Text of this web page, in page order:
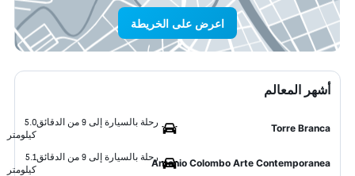
اعرض على الخريطة
أشهر المعالم
Torre Branca
رحلة بالسيارة إلى 9 من الدقائق
5.0
كيلومتر
Antonio Colombo Arte Contemporanea
رحلة بالسيارة إلى 9 من الدقائق
5.1
كيلومتر